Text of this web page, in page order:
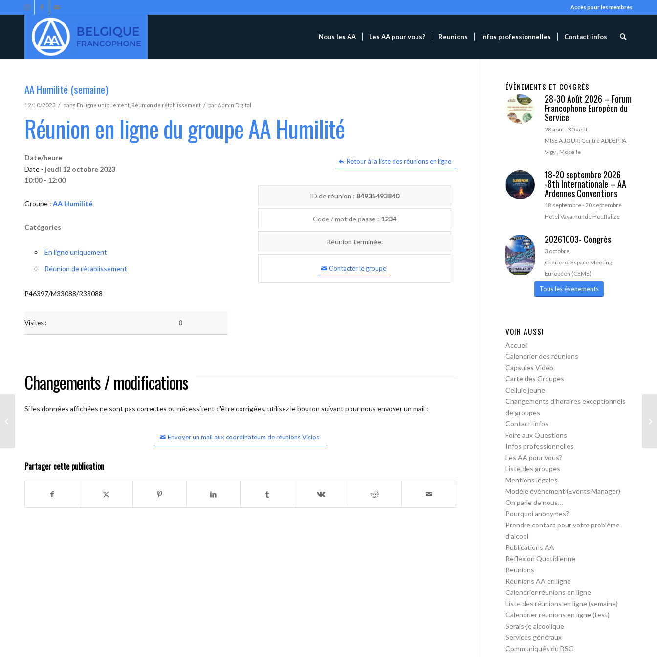
Accès pour les membres
Nous les AA Les AA pour vous? Reunions Infos professionnelles Contact-infos
AA Humilité (semaine)
12/10/2023 / dans En ligne uniquement Réunion de rétablissement / parAdmin Digital
Réunion en ligne du groupe AA Humilité
Retour à la liste des réunions en ligne
Date/heure
Date - jeudi 12 octobre 2023
10:00 - 12:00
Groupe : AA Humilité
Catégories
En ligne uniquement
Réunion de rétablissement
P46397/M33088/R33088
Visites : 0
ID de réunion : 84935493840
Code / mot de passe : 1234
Réunion terminée.
Contacter le groupe
Changements / modifications
Si les données affichées ne sont pas correctes ou nécessitent d'être corrigées, utilisez le bouton suivant pour nous envoyer un mail :
Envoyer un mail aux coordinateurs de réunions Visios
Partager cette publication
ÉVÈNEMENTS ET CONGRÈS
28-30 Août 2026 – Forum
Francophone Européen du
Service
28 août-30 août
MISE A JOUR: Centre ADDEPPA,
Vigy , Moselle
18-20 septembre 2026
-8th Internationale – AA
Ardennes Conventions
18 septembre-20 septembre
Hotel Vayamundo Houffalize
20261003- Congrès
3 octobre
Charleroi Espace Meeting
Européen (CEME)
Tous les évenements
VOIR AUSSI
Accueil
Calendrier des réunions
Capsules Vidéo
Carte des Groupes
Cellule jeune
Changements d’horaires exceptionnels
de groupes
Contact-infos
Foire aux Questions
Infos professionnelles
Les AA pour vous?
Liste des groupes
Mentions légales
Modèle événement (Events Manager)
On parle de nous…
Pourquoi anonymes?
Prendre contact pour votre problème
d’alcool
Publications AA
Reflexion Quotidienne
Reunions
Réunions AA en ligne
Calendrier réunions en ligne
Liste des réunions en ligne (semaine)
Calendrier réunions en ligne (test)
Serais-je alcoolique
Services généraux
Communiqués du BSG